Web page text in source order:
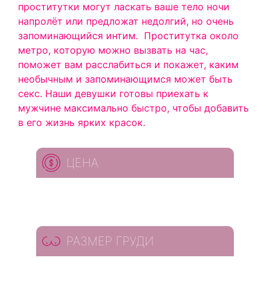
проститутки могут ласкать ваше тело ночи
напролёт или предложат недолгий, но очень
запоминающийся интим. Проститутка около
метро, которую можно вызвать на час,
поможет вам расслабиться и покажет, каким
необычным и запоминающимся может быть
секс. Наши девушки готовы приехать к
мужчине максимально быстро, чтобы добавить
в его жизнь ярких красок.
ЦЕНА
РАЗМЕР ГРУДИ